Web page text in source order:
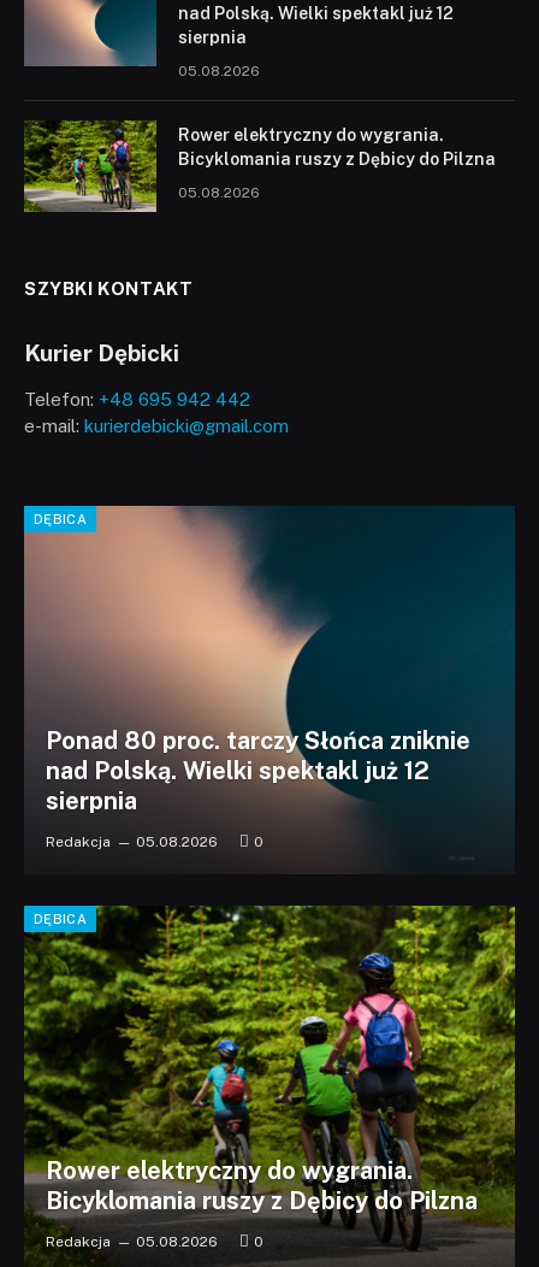
nad Polską. Wielki spektakl już 12
sierpnia
05.08.2026
Rower elektryczny do wygrania.
Bicyklomania ruszy z Dębicy do Pilzna
05.08.2026
SZYBKI KONTAKT
Kurier Dębicki
Telefon: +48 695 942 442
e-mail: kurierdebicki@gmail.com
DĘBICA
Ponad 80 proc. tarczy Słońca zniknie
nad Polską. Wielki spektakl już 12
sierpnia
Redakcja 05.08.2026 0
DĘBICA
Rower elektryczny do wygrania.
Bicyklomania ruszy z Dębicy do Pilzna
Redakcja 05.08.2026 0